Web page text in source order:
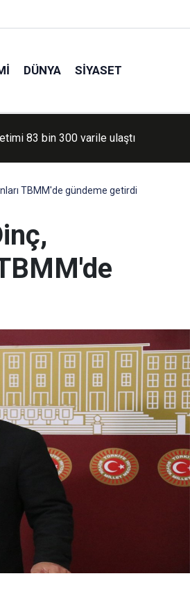
DÜNYA SIYASET
uğurlandı
TBMM'de gündeme getirdi